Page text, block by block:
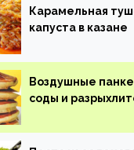
Карамельная
капуста в казане
Воздушные
соды и